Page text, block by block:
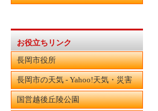
お役立ちリンク
長岡市役所
長岡市の天気 - Yahoo!天気・災害
国営越後丘陵公園